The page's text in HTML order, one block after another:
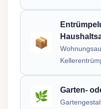
📦
🌿 Garten-